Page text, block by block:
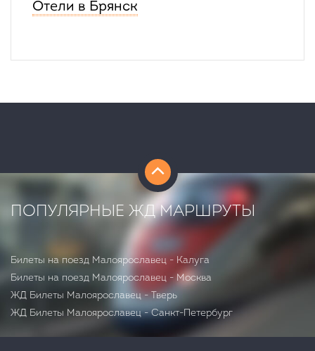
Отели в Брянск
ПОПУЛЯРНЫЕ ЖД МАРШРУТЫ
Билеты на поезд Малоярославец - Калуга
Билеты на поезд Малоярославец - Москва
ЖД Билеты Малоярославец - Тверь
ЖД Билеты Малоярославец - Санкт-Петербург